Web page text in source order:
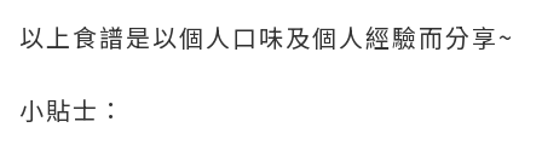
以上食譜是以個人口味及個人經驗而分享~
小貼士：